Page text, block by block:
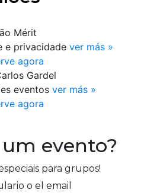
Mérit
e privacidade ver más »
agora
Gardel
eventosver más »
agora
evento?
para grupos!
o el email